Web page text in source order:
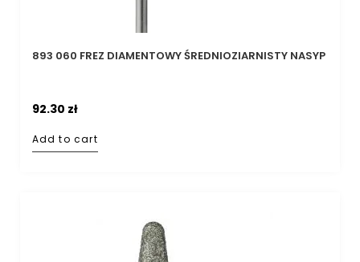
893 060 FREZ DIAMENTOWY ŚREDNIOZIARNISTY NASYP
92.30 zł
Add to cart